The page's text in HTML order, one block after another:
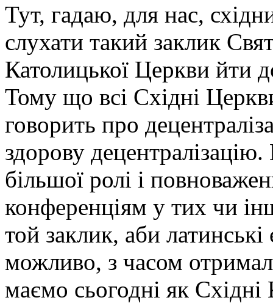
Тут, гадаю, для нас,
слухати такий заклик
Католицької Церкви йти
Тому що всі Східні
говорить про
здорову
більшої ролі і
конференціям у тих чи
той заклик, аби
можливо, з часом
маємо сьогодні як